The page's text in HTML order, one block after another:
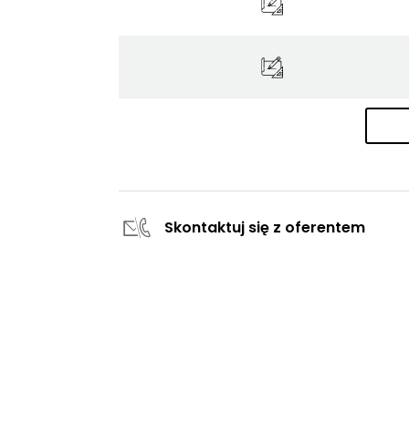
Skontaktuj się z oferentem